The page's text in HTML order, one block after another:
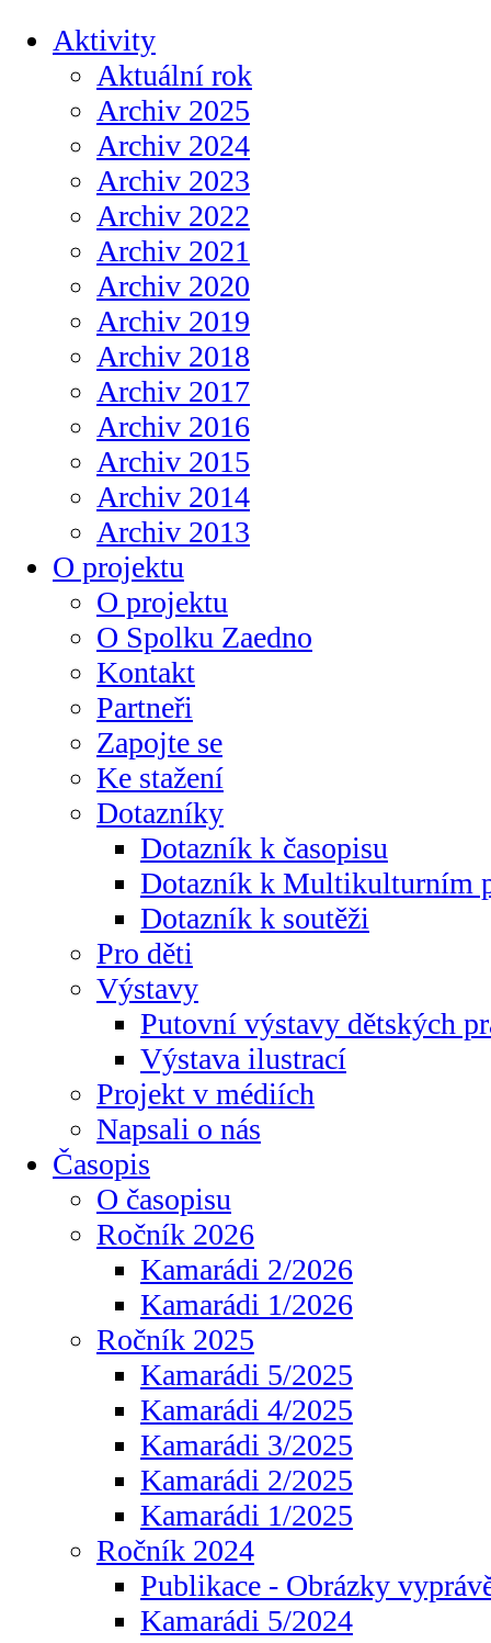
Aktivity
Aktuální rok
Archiv 2025
Archiv 2024
Archiv 2023
Archiv 2022
Archiv 2021
Archiv 2020
Archiv 2019
Archiv 2018
Archiv 2017
Archiv 2016
Archiv 2015
Archiv 2014
Archiv 2013
O projektu
O projektu
O Spolku Zaedno
Kontakt
Partneři
Zapojte se
Ke stažení
Dotazníky
Dotazník k časopisu
Dotazník k Multikulturním
Dotazník k soutěži
Pro děti
Výstavy
Putovní výstavy dětských
Výstava ilustrací
Projekt v médiích
Napsali o nás
Časopis
O časopisu
Ročník 2026
Kamarádi 2/2026
Kamarádi 1/2026
Ročník 2025
Kamarádi 5/2025
Kamarádi 4/2025
Kamarádi 3/2025
Kamarádi 2/2025
Kamarádi 1/2025
Ročník 2024
Publikace - Obrázky
Kamarádi 5/2024